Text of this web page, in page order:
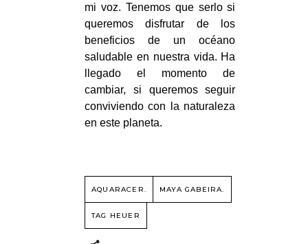
mi voz. Tenemos que serlo si
queremos disfrutar de los
beneficios de un océano
saludable en nuestra vida. Ha
llegado el momento de
cambiar, si queremos seguir
conviviendo con la naturaleza
en este planeta.
AQUARACER. MAYA GABEIRA.
TAG HEUER